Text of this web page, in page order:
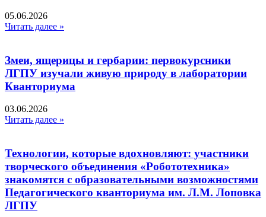
05.06.2026
Читать далее »
Змеи, ящерицы и гербарии: первокурсники
ЛГПУ изучали живую природу в лаборатории
Кванториума
03.06.2026
Читать далее »
Технологии, которые вдохновляют: участники
творческого объединения «Робототехника»
знакомятся с образовательными возможностями
Педагогического кванториума им. Л.М. Лоповка
ЛГПУ